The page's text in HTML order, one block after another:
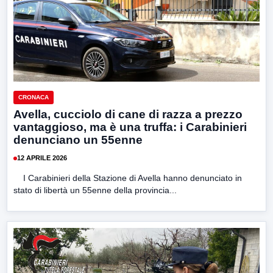
CRONACA
Avella, cucciolo di cane di razza a prezzo
vantaggioso, ma è una truffa: i Carabinieri
denunciano un 55enne
12 APRILE 2026
I Carabinieri della Stazione di Avella hanno denunciato in
stato di libertà un 55enne della provincia...